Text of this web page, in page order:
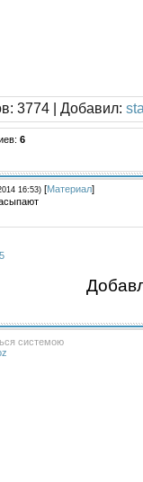
: 3774 | Добавил:
: 6
16:53) [Материал]
системою